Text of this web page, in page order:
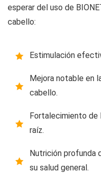
esperar del uso de
cabello:
Estimulación
Mejora notable en
cabello.
Fortalecimiento
raíz.
Nutrición profunda
su salud general.